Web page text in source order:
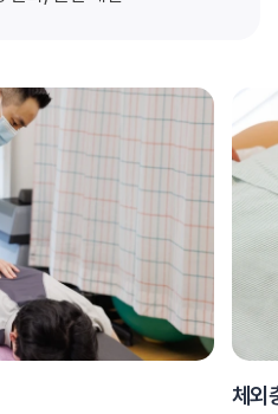
체외